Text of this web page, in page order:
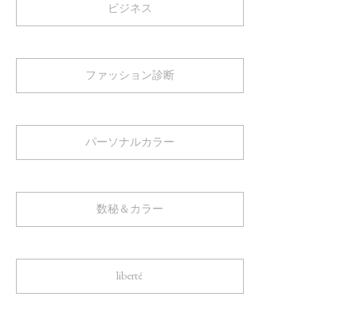
ビジネス
ファッション診断
パーソナルカラー
数秘＆カラー
liberté